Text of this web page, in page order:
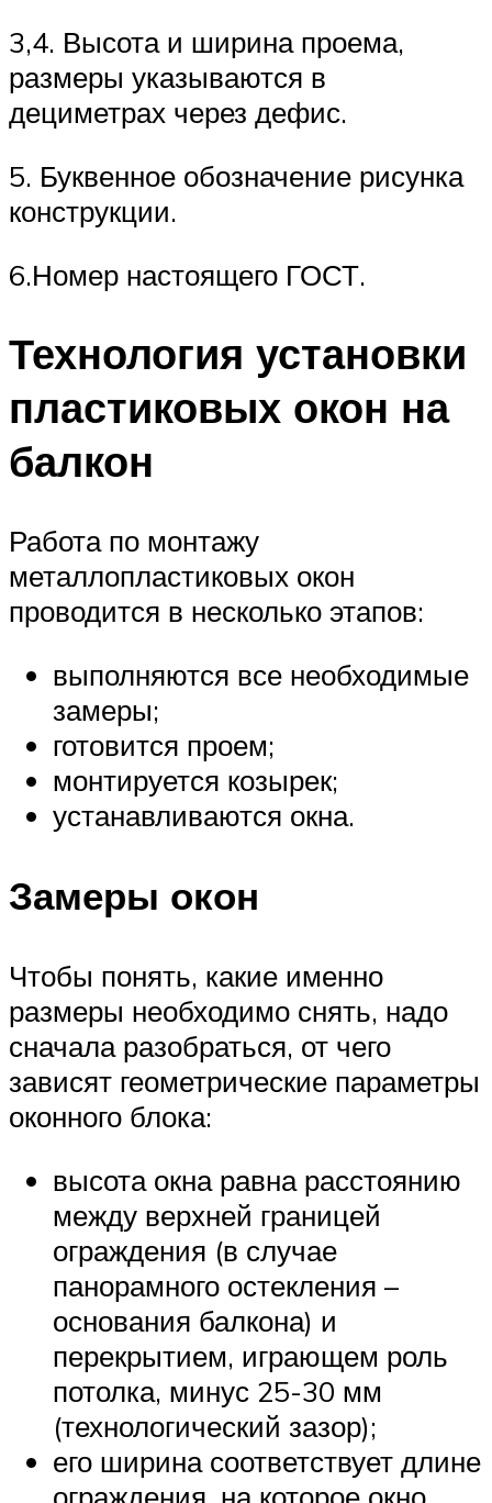
3,4. Высота и ширина проема,
размеры указываются в
дециметрах через дефис.
5. Буквенное обозначение рисунка
конструкции.
6.Номер настоящего ГОСТ.
Технология установки
пластиковых окон на
балкон
Работа по монтажу
металлопластиковых окон
проводится в несколько этапов:
выполняются все необходимые
замеры;
готовится проем;
монтируется козырек;
устанавливаются окна.
Замеры окон
Чтобы понять, какие именно
размеры необходимо снять, надо
сначала разобраться, от чего
зависят геометрические параметры
оконного блока:
высота окна равна расстоянию
между верхней границей
ограждения (в случае
панорамного остекления –
основания балкона) и
перекрытием, играющем роль
потолка, минус 25-30 мм
(технологический зазор);
его ширина соответствует длине